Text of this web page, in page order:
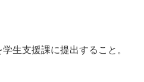
生支援課に提出すること。